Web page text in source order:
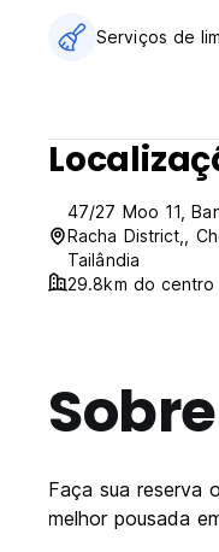
Serviços de
47/27 Moo 11,
Racha District,,
Tailândia
29.8km do
Sobre
Faça sua reserva
melhor pousada